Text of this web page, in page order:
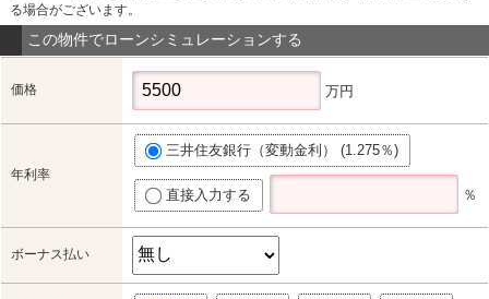
る場合がございます。
この物件でローンシミュレーションする
価格 万円
年利率
三井住友銀行（変動金利） (1.275％)
直接入力する ％
ボーナス払い